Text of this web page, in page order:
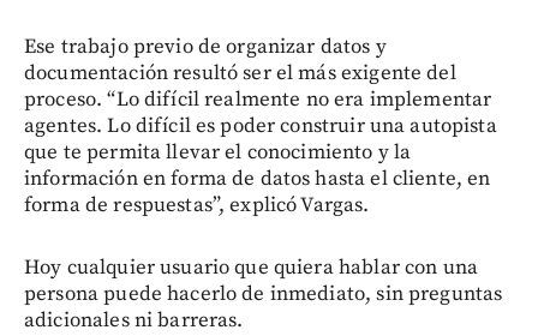
Ese trabajo previo de organizar datos y
documentación resultó ser el más exigente del
proceso. “Lo difícil realmente no era implementar
agentes. Lo difícil es poder construir una autopista
que te permita llevar el conocimiento y la
información en forma de datos hasta el cliente, en
forma de respuestas”, explicó Vargas.
Hoy cualquier usuario que quiera hablar con una
persona puede hacerlo de inmediato, sin preguntas
adicionales ni barreras.